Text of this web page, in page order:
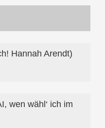
Hannah Arendt)
wen wähl‘ ich im